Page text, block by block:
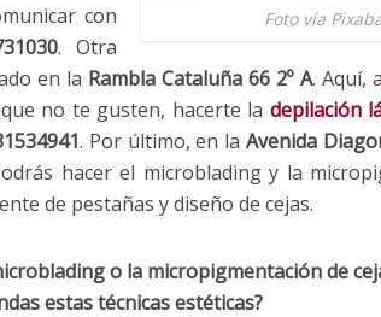
Foto vía
con
. Otra
en la Rambla Cataluña 66 2º A. Aquí,
no te gusten, hacerte la depilación
. Por último, en la Avenida
hacer el microblading y la
de pestañas y diseño de cejas.
o la micropigmentación de
estas técnicas estéticas?